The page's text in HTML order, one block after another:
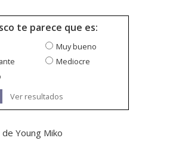
te parece que es:
Muy bueno
Mediocre
Ver resultados
Young Miko